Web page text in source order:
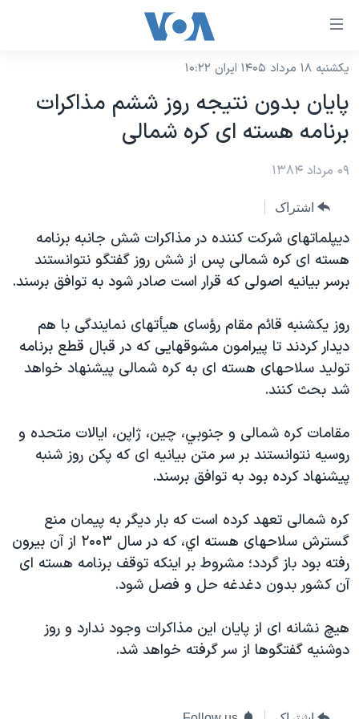
لینکهای
دسترسی
جهش
محتوای
اصلی
جهش
صفحه
اصلی
جهش
به
جستجو
نسخه سبک وب‌سایت
موضوع ها
ایران
آمریکا
جهان
ورزشی
گزیده‌ها
ویژه برنامه‌ها
ویدیوها
فرهنگ و زندگی
اقتصادی
علم و فناوری
گالری عکس
آرشیو پخش زنده
برنامه های تلویزیونی
جدول برنامه ها
صفحه‌های ویژه
جام جهانی ۲۰۲۶
عملیات خشم حماسی
۲۵۰سالگی آمریکا
بایگانی برنامه‌های تلویزیونی
مستندها
حمله جمهوری اسلامی به اسرائیل
رمز مهسا
اعتراضات زن، زندگی، آزادی
مجموعه مستندهای دادخواهی
تریبونال مردمی آبان ۹۸
چهل سال گروگان‌گیری
فرکانس‌های صدای آمریکا
پخش رادیویی
یادگیری زبان انگلیسی
دنبال کنید
زبانهای مختلف
یکشنبه ۱۸ مرداد ۱۴۰۵ ایران ۱۰:۲۲
پايان بدون نتيجه روز ششم مذاکرات
برنامه هسته ای کره شمالی
۰۹ مرداد ۱۳۸۴
اشتراک
ديپلماتهای شرکت کننده در مذاکرات شش جانبه برنامه
هسته ای کره شمالی پس از شش روز گفتگو نتوانستند
برسر بيانيه اصولی که قرار است صادر شود به توافق برسند.
روز يکشنبه قائم مقام رؤسای هيأتهای نمايندگی با هم
ديدار کردند تا پيرامون مشوقهايی که در قبال قطع برنامه
توليد سلاحهای هسته ای به کره شمالی پيشنهاد خواهد
شد بحث کنند.
مقامات کره شمالی و جنوبي، چين، ژاپن، ايالات متحده و
روسيه نتوانستند بر سر متن بيانيه ای که پکن روز شنبه
پيشنهاد کرده بود به توافق برسند.
کره شمالی تعهد کرده است که بار ديگر به پيمان منع
گسترش سلاحهای هسته اي، که در سال ۲۰۰۳ از آن بيرون
رفته بود باز گردد؛ مشروط بر اينکه توقف برنامه هسته ای
آن کشور بدون دغدغه حل و فصل شود.
هيچ نشانه ای از پايان اين مذاکرات وجود ندارد و روز
دوشنيه گفتگوها از سر گرفته خواهد شد.